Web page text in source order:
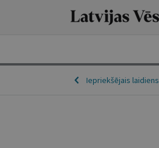
Iepriekšējais laidiens